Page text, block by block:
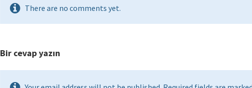
There are no comments yet.
Bir cevap yazın